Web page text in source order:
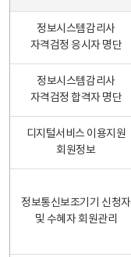
정보시스템감리사
자격검정 응시자 명단
정보시스템감리사
자격검정 합격자 명단
디지털서비스 이용지원
회원정보
정보통신보조기기 신청자
및 수혜자 회원관리